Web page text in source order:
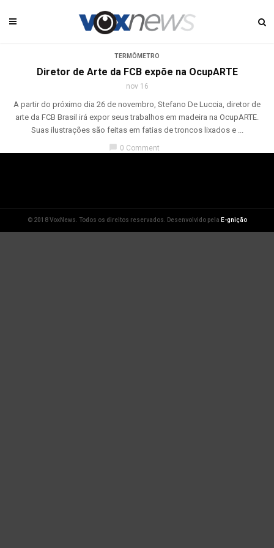
TERMÔMETRO
Diretor de Arte da FCB expõe na OcupARTE
nov 16
A partir do próximo dia 26 de novembro, Stefano De Luccia, diretor de
arte da FCB Brasil irá expor seus trabalhos em madeira na OcupARTE.
Suas ilustrações são feitas em fatias de troncos lixados e ...
chat_bubble 0 Comment
© 2018 VoxNews. Todos os direitos reservados. Desenvolvido pela E-gnição